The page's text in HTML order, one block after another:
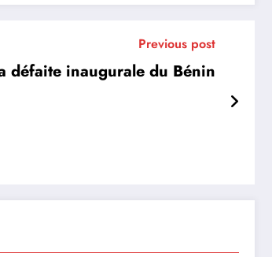
Previous post
défaite inaugurale du Bénin